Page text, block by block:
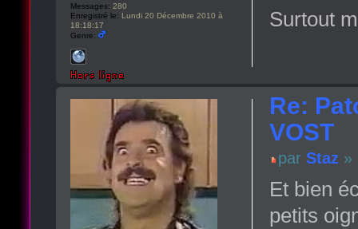
Surtout
Messages: 280
Enregistré le: Lundi 20 Décembre 2010 à
18:18:17
Genre:
Re:
VOST
par Staz»
Et bien
petits